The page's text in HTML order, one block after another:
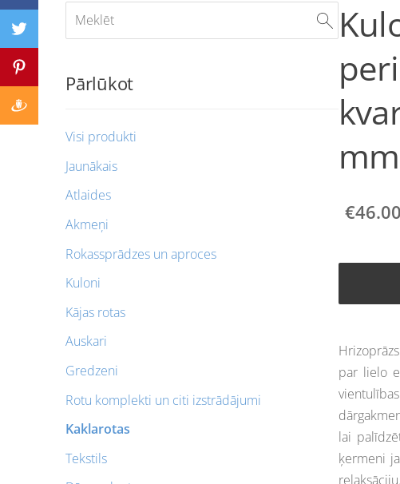
Pārlūkot
Visi produkti
Jaunākais
Atlaides
Akmeņi
Rokassprādzes un aproces
Kuloni
Kājas rotas
Auskari
Gredzeni
Rotu komplekti un citi izstrādājumi
Kaklarotas
Tekstils
€46.00
par lielo
lai
ķermeni